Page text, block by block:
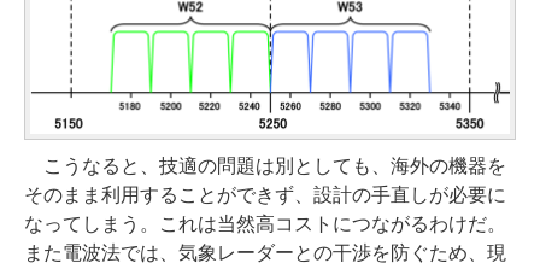
こうなると、技適の問題は別としても、海外の機器を
そのまま利用することができず、設計の手直しが必要に
なってしまう。これは当然高コストにつながるわけだ。
また電波法では、気象レーダーとの干渉を防ぐため、現